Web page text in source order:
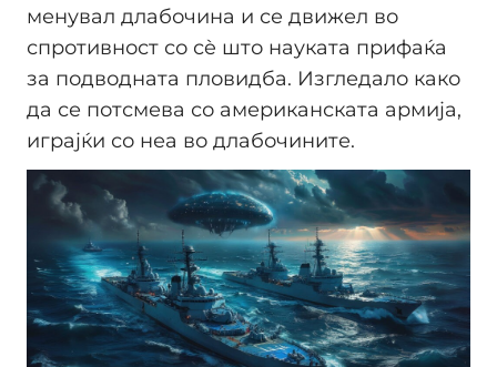
менувал длабочина и се движел во
спротивност со сè што науката прифаќа
за подводната пловидба. Изгледало како
да се потсмева со американската армија,
играјќи со неа во длабочините.